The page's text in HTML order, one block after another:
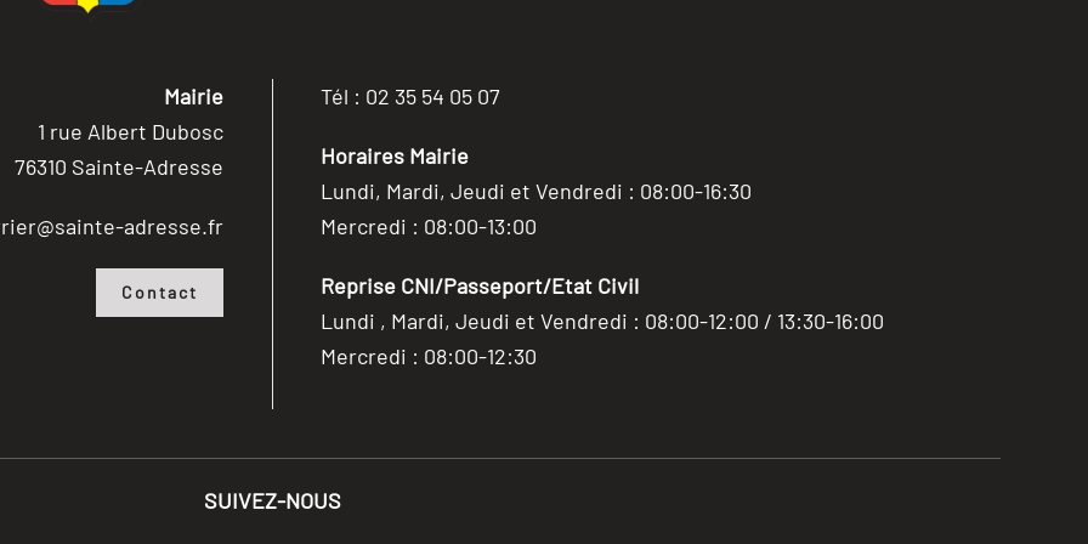
Mairie
1 rue Albert Dubosc
76310 Sainte-Adresse
adresse.fr
Contact
Tél : 02 35 54 05 07
Horaires Mairie
Lundi, Mardi, Jeudi et Vendredi : 08:00-16:30
Mercredi : 08:00-13:00
Reprise CNI/Passeport/Etat Civil
Lundi , Mardi, Jeudi et Vendredi : 08:00-12:00 / 13:30-16:00
Mercredi : 08:00-12:30
SUIVEZ-NOUS